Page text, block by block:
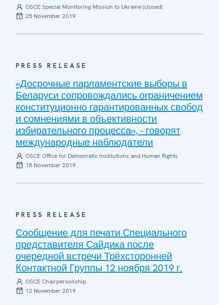
OSCE Special Monitoring Mission to Ukraine (closed)
25 November 2019
PRESS RELEASE
«Досрочные парламентские выборы в
Беларуси сопровождались ограничением
конституционно гарантированных свобод
и сомнениями в объективности
избирательного процесса», - говорят
международные наблюдатели
OSCE Office for Democratic Institutions and Human Rights
18 November 2019
PRESS RELEASE
Сообщение для печати Специального
представителя Сайдика после
очередной встречи Трёхсторонней
Контактной Группы 12 ноября 2019 г.
OSCE Chairpersonship
12 November 2019